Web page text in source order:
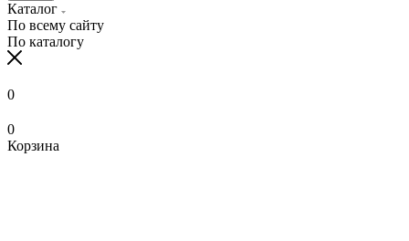
Каталог
По всему сайту
По каталогу
0
0
Корзина